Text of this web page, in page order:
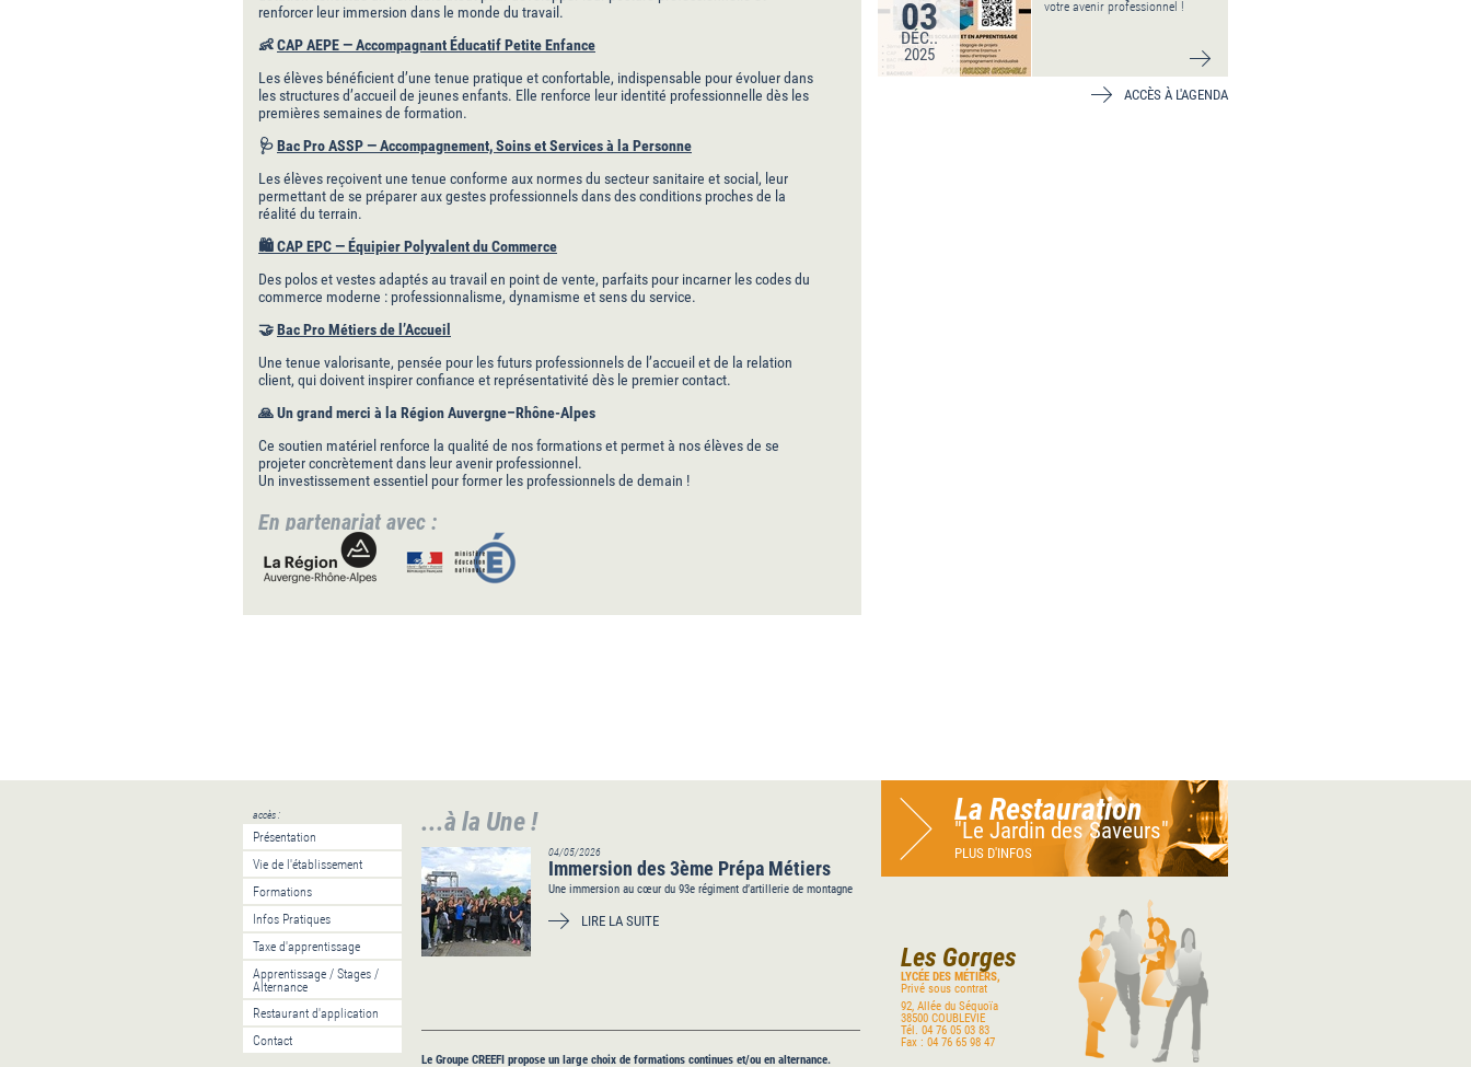
renforcer leur immersion dans le monde du travail.
👶CAP AEPE — Accompagnant Éducatif Petite Enfance
Les élèves bénéficient d’une tenue pratique et confortable, indispensable pour évoluer dans
les structures d’accueil de jeunes enfants. Elle renforce leur identité professionnelle dès les
premières semaines de formation.
🩺Bac Pro ASSP — Accompagnement, Soins et Services à la Personne
Les élèves reçoivent une tenue conforme aux normes du secteur sanitaire et social, leur
permettant de se préparer aux gestes professionnels dans des conditions proches de la
réalité du terrain.
🛍️ CAP EPC — Équipier Polyvalent du Commerce
Des polos et vestes adaptés au travail en point de vente, parfaits pour incarner les codes du
commerce moderne : professionnalisme, dynamisme et sens du service.
🤝Bac Pro Métiers de l’Accueil
Une tenue valorisante, pensée pour les futurs professionnels de l’accueil et de la relation
client, qui doivent inspirer confiance et représentativité dès le premier contact.
🙏Un grand merci à la Région Auvergne–Rhône-Alpes
Ce soutien matériel renforce la qualité de nos formations et permet à nos élèves de se
projeter concrètement dans leur avenir professionnel.
Un investissement essentiel pour former les professionnels de demain !
En partenariat avec :
03
DÉC..
2025
votre avenir professionnel !
ACCÈS À L'AGENDA
accès :
Présentation
Vie de l'établissement
Formations
Infos Pratiques
Taxe d'apprentissage
Apprentissage / Stages /
Alternance
Restaurant d'application
Contact
...à la Une !
04/05/2026
Immersion des 3ème Prépa Métiers
Une immersion au cœur du 93e régiment d’artillerie de montagne
LIRE LA SUITE
Le Groupe CREEFI propose un large choix de formations continues et/ou en alternance.
La Restauration
"Le Jardin des Saveurs"
PLUS D'INFOS
Les Gorges
LYCÉE DES MÉTIERS,
Privé sous contrat
92, Allée du Séquoïa
38500 COUBLEVIE
Tél. 04 76 05 03 83
Fax : 04 76 65 98 47